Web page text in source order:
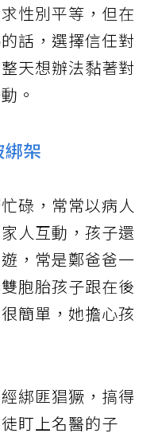
性別平等，但在
話，選擇信任對
天想辦法黏著對
。
架
碌，常常以病人
人互動，孩子還
，常是鄭爸爸一
胞胎孩子跟在後
簡單，她擔心孩
綁匪猖獗，搞得
盯上名醫的子